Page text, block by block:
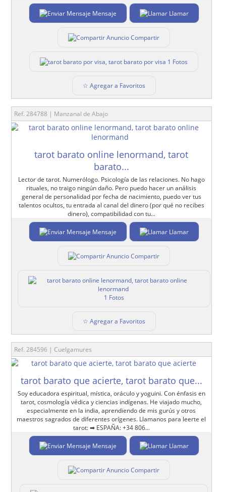
Mensaje Llamar
Compartir
1 Fotos
☆ Agregar a Favoritos
Ref. 284788 | Manzanal de Abajo
tarot barato online lenormand, tarot
barato...
Lector de tarot. Numerólogo. Psicología de las relaciones. No hago
rituales, no traigo ningún daño. Pero puedo hacer un análisis
general de personalidad por fecha de nacimiento, puedo ver tus
talentos ocultos, tu entrada al canal del dinero (por qué no recibes
dinero), compatibilidad con tu...
Mensaje Llamar
Compartir
1 Fotos
☆ Agregar a Favoritos
Ref. 284596 | Cuelgamures
tarot barato que acierte, tarot barato que...
Soy educadora espiritual, mística, oráculo y yoguini. Con énfasis en
tarot, cosmología védica y ciencias indígenas. He viajado mucho,
especialmente en la india, aprendiendo de mis gurús y otros
maestros sagrados de diferentes orígenes. Llamanos para leerte el
tarot: ➡ ESPAÑA: +34 806...
Mensaje Llamar
Compartir